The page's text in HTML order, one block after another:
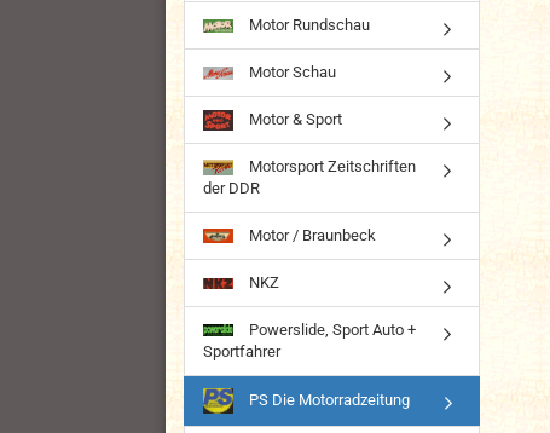
Motor Rundschau
Motor Schau
Motor & Sport
Motorsport Zeitschriften
der DDR
Motor / Braunbeck
NKZ
Powerslide, Sport Auto +
Sportfahrer
PS Die Motorradzeitung